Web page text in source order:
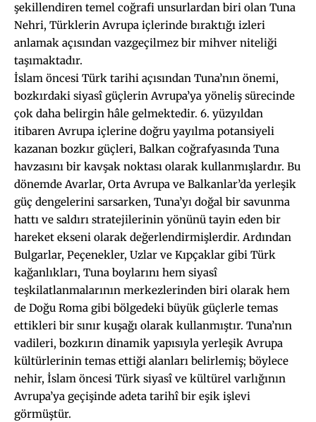
şekillendiren temel coğrafi unsurlardan biri olan Tuna
Nehri, Türklerin Avrupa içlerinde bıraktığı izleri
anlamak açısından vazgeçilmez bir mihver niteliği
taşımaktadır.
İslam öncesi Türk tarihi açısından Tuna’nın önemi,
bozkırdaki siyasî güçlerin Avrupa’ya yöneliş sürecinde
çok daha belirgin hâle gelmektedir. 6. yüzyıldan
itibaren Avrupa içlerine doğru yayılma potansiyeli
kazanan bozkır güçleri, Balkan coğrafyasında Tuna
havzasını bir kavşak noktası olarak kullanmışlardır. Bu
dönemde Avarlar, Orta Avrupa ve Balkanlar’da yerleşik
güç dengelerini sarsarken, Tuna’yı doğal bir savunma
hattı ve saldırı stratejilerinin yönünü tayin eden bir
hareket ekseni olarak değerlendirmişlerdir. Ardından
Bulgarlar, Peçenekler, Uzlar ve Kıpçaklar gibi Türk
kağanlıkları, Tuna boylarını hem siyasî
teşkilatlanmalarının merkezlerinden biri olarak hem
de Doğu Roma gibi bölgedeki büyük güçlerle temas
ettikleri bir sınır kuşağı olarak kullanmıştır. Tuna’nın
vadileri, bozkırın dinamik yapısıyla yerleşik Avrupa
kültürlerinin temas ettiği alanları belirlemiş; böylece
nehir, İslam öncesi Türk siyasî ve kültürel varlığının
Avrupa’ya geçişinde adeta tarihî bir eşik işlevi
görmüştür.